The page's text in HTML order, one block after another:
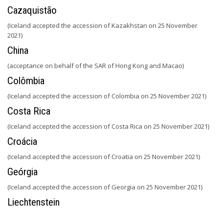
Cazaquistão
(Iceland accepted the accession of Kazakhstan on 25 November
2021)
China
(acceptance on behalf of the SAR of Hong Kong and Macao)
Colômbia
(Iceland accepted the accession of Colombia on 25 November 2021)
Costa Rica
(Iceland accepted the accession of Costa Rica on 25 November 2021)
Croácia
(Iceland accepted the accession of Croatia on 25 November 2021)
Geórgia
(Iceland accepted the accession of Georgia on 25 November 2021)
Liechtenstein